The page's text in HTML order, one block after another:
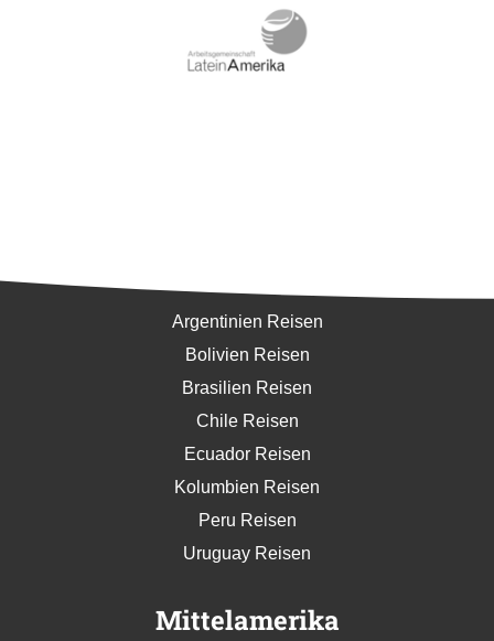
Argentinien Reisen
Bolivien Reisen
Brasilien Reisen
Chile Reisen
Ecuador Reisen
Kolumbien Reisen
Peru Reisen
Uruguay Reisen
Mittelamerika